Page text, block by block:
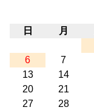
日
月
6
7
13
14
20
21
27
28